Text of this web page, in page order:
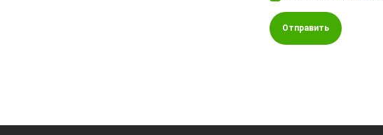
Отправить